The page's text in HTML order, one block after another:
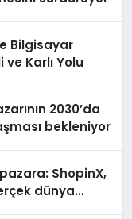
Bilgisayar
ve Karlı Yolu
2030’da
bekleniyor
ShopinX,
dünya